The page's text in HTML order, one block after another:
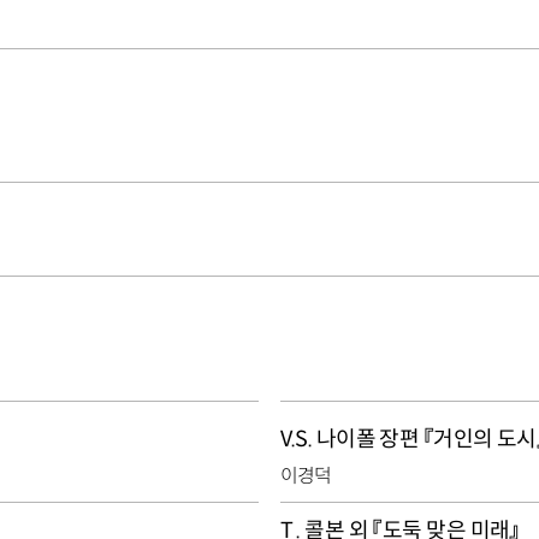
V.S. 나이폴 장편 『거인의 도시
이경덕
T . 콜본 외 『도둑 맞은 미래』